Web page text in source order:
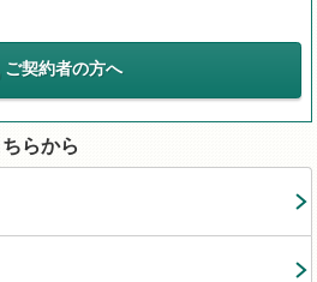
ご契約者の方へ
らから